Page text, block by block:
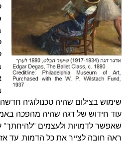
שימוש בצילום שהיה טכנולוגיה
עוד חידוש של דגה שהיה מהפכה
שאפשר לדמויות ולעצמים "להיחתך"
ראה חובה לצייר את כל הדמות. עד